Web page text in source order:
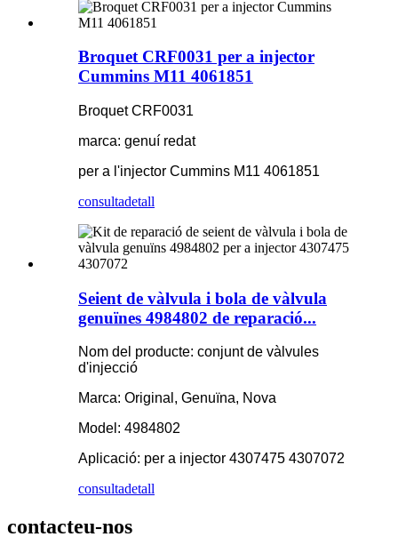
Broquet CRF0031 per a injector
Cummins M11 4061851
Broquet CRF0031
marca: genuí redat
per a l'injector Cummins M11 4061851
consultadetall
Seient de vàlvula i bola de vàlvula
genuïnes 4984802 de reparació...
Nom del producte: conjunt de vàlvules
d'injecció
Marca: Original, Genuïna, Nova
Model: 4984802
Aplicació: per a injector 4307475 4307072
consultadetall
contacteu-nos